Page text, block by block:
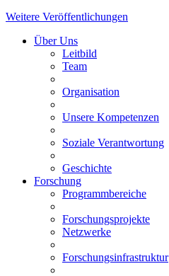
Weitere Veröffentlichungen
Über Uns
Leitbild
Team
Organisation
Unsere Kompetenzen
Soziale Verantwortung
Geschichte
Forschung
Programmbereiche
Forschungsprojekte
Netzwerke
Forschungsinfrastruktur